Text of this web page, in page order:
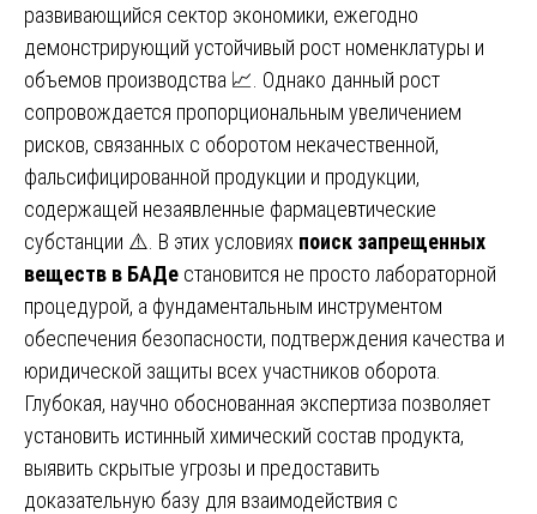
развивающийся сектор экономики, ежегодно
демонстрирующий устойчивый рост номенклатуры и
объемов производства 📈. Однако данный рост
сопровождается пропорциональным увеличением
рисков, связанных с оборотом некачественной,
фальсифицированной продукции и продукции,
содержащей незаявленные фармацевтические
субстанции ⚠️. В этих условиях поиск запрещенных
веществ в БАДе становится не просто лабораторной
процедурой, а фундаментальным инструментом
обеспечения безопасности, подтверждения качества и
юридической защиты всех участников оборота.
Глубокая, научно обоснованная экспертиза позволяет
установить истинный химический состав продукта,
выявить скрытые угрозы и предоставить
доказательную базу для взаимодействия с